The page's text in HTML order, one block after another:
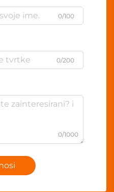
0/100
0/200
0/1000